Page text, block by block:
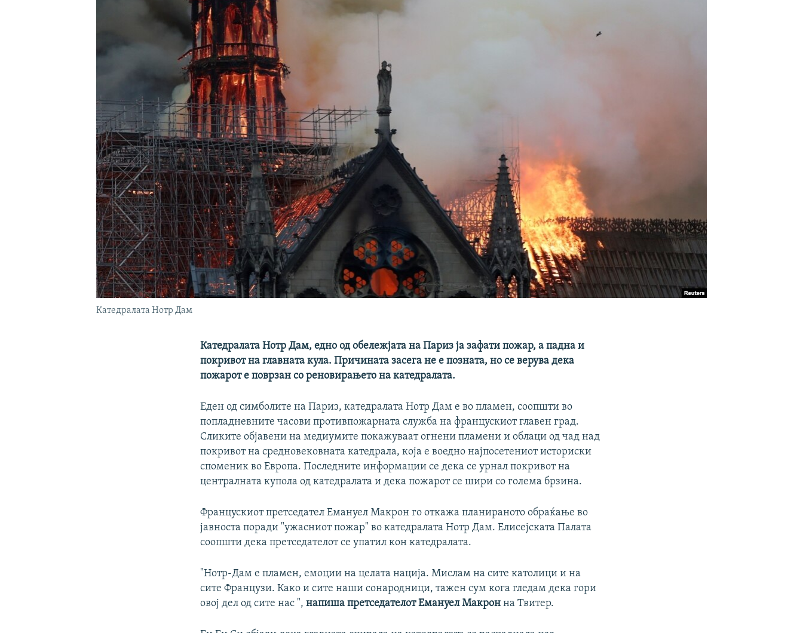
Катедралата Нотр Дам
Катедралата Нотр Дам, едно од обележјата на Париз ја зафати пожар, а падна и
покривот на главната кула. Причината засега не е позната, но се верува дека
пожарот е поврзан со реновирањето на катедралата.
Еден од симболите на Париз, катедралата Нотр Дам e во пламен, соопшти во
попладневните часови противпожарната служба на францускиот главен град.
Сликите објавени на медиумите покажуваат огнени пламени и облаци од чад над
покривот на средновековната катедрала, која е воедно најпосетениот историски
споменик во Европа. Последните информации се дека се урнал покривот на
централната купола од катедралата и дека пожарот се шири со голема брзина.
Францускиот претседател Емануел Макрон го откажа планираното обраќање во
јавноста поради "ужасниот пожар" во катедралата Нотр Дам. Елисејската Палата
соопшти дека претседателот се упатил кон катедралата.
"Нотр-Дам е пламен, емоции на целата нација. Мислам на сите католици и на
сите Французи. Како и сите наши сонародници, тажен сум кога гледам дека гори
овој дел од сите нас ",напиша претседателот Емануел Макронна Твитер.